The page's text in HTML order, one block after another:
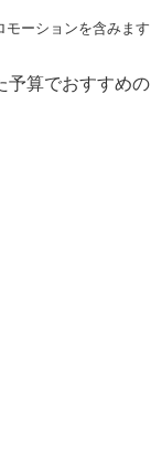
ーションを含みます
予算でおすすめの